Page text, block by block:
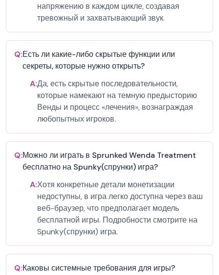
напряжению в каждом цикле, создавая
тревожный и захватывающий звук.
Q:Есть ли какие-либо скрытые функции или
секреты, которые нужно открыть?
A:Да, есть скрытые последовательности,
которые намекают на темную предысторию
Венды и процесс «лечения», вознаграждая
любопытных игроков.
Q:Можно ли играть в Sprunked Wenda Treatment
бесплатно на Spunky(спрунки) игра?
A:Хотя конкретные детали монетизации
недоступны, в игра легко доступна через ваш
веб-браузер, что предполагает модель
бесплатной игры. Подробности смотрите на
Spunky(спрунки) игра.
Q:Каковы системные требования для игры?